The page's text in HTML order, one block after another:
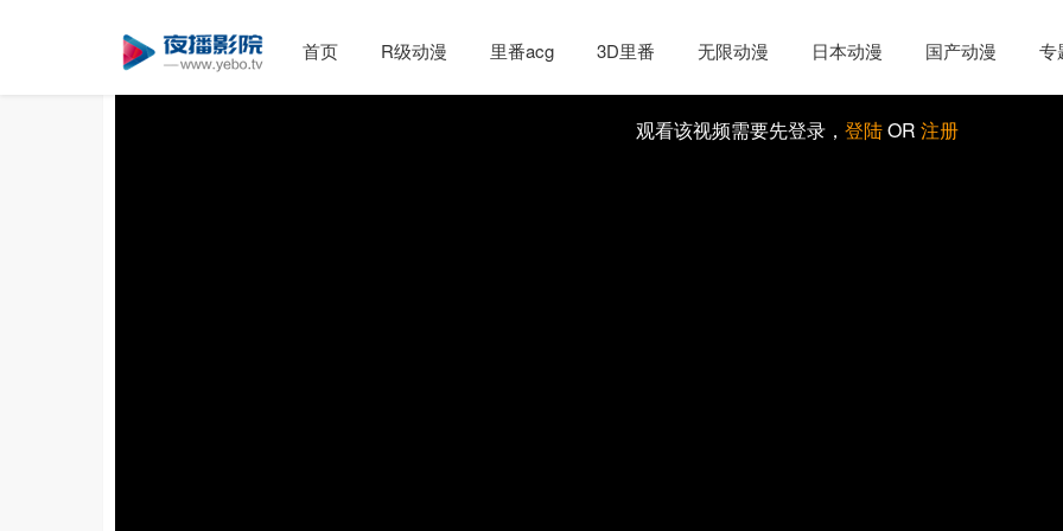
首页 R级动漫 里番acg 3D里番 无限动漫 日本动漫 国产动漫 专
观看该视频需要先登录， 登陆OR 注册